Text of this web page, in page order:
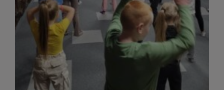
Dla Dzieci
To miejsce stworzone z myślą o najmłodszych
czytelnikach i ich rodzicach. Znajdziesz tu
informacje o zajęciach edukacyjnych, konkursach